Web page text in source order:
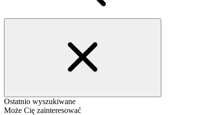
Ostatnio wyszukiwane
Może Cię zainteresować